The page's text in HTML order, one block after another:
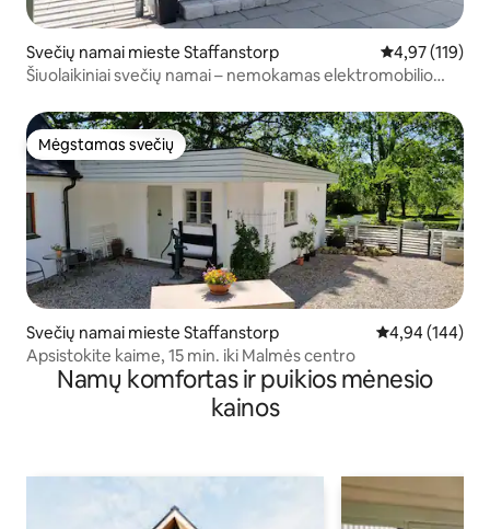
Svečių namai mieste Staffanstorp Vidutinis
4,97 (119)
Šiuolaikiniai svečių namai – nemokamas elektromobilio
Mėgstamas svečių
Mėgstamas svečių
Svečių namai mieste Staffanstorp Vidutinis
4,94 (144)
Apsistokite kaime, 15 min. iki Malmės centro
Namų komfortas ir puikios mėnesio
kainos